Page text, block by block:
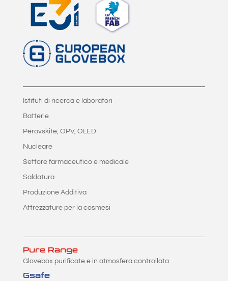
Istituti di ricerca e laboratori
Batterie
Perovskite, OPV, OLED
Nucleare
Settore farmaceutico e medicale
Saldatura
Produzione Additiva
Attrezzature per la cosmesi
Pure Range
Glovebox purificate e in atmosfera controllata
Gsafe